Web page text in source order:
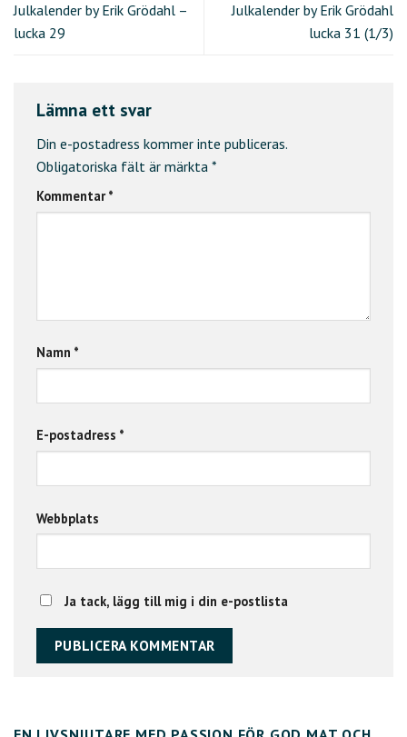
Julkalender by Erik Grödahl –
lucka 29
Julkalender by Erik Grödahl
lucka 31 (1/3)
Lämna ett svar
Din e-postadress kommer inte publiceras.
Obligatoriska fält är märkta *
Kommentar*
Namn *
E-postadress *
Webbplats
Ja tack, lägg till mig i din e-postlista